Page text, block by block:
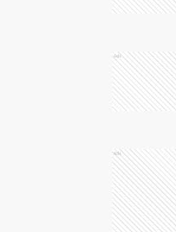
Ads
Ads